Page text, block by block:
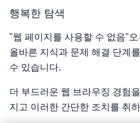
행복한 탐색
"웹 페이지를 사용할 수 없음"
올바른 지식과 문제 해결 단계
수 있습니다.
더 부드러운 웹 브라우징 경험
지고 이러한 간단한 조치를 취